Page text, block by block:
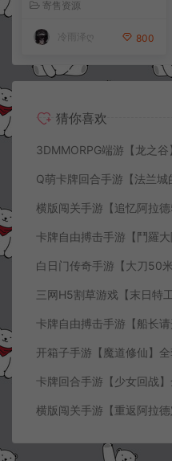
寄售资源
冷雨泽ღ 800
猜你喜欢
3DMMORPG端游【龙之